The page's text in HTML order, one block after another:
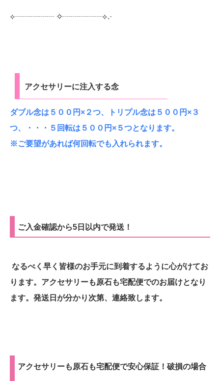
⟡┈┈┈┈┈︎ ✧┈┈┈┈┈⟡.·
アクセサリーに注入する念
ダブル念は５００円×２つ、トリプル念は５００円×３
つ、・・・５回転は５００円×５つとなります。
※ご要望があれば何回転でも入れられます。
ご入金確認から5日以内で発送！
なるべく早く皆様のお手元に到着するように心がけてお
ります。アクセサリーも原石も宅配便でのお届けとなり
ます。発送日が分かり次第、連絡致します。
アクセサリーも原石も宅配便で安心保証！破損の場合